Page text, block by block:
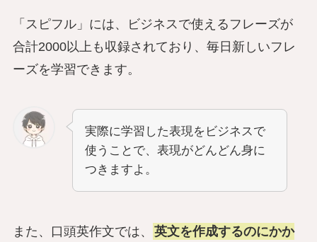
「スピフル」には、ビジネスで使えるフレーズが
合計2000以上も収録されており、毎日新しいフレ
ーズを学習できます。
実際に学習した表現をビジネスで
使うことで、表現がどんどん身に
つきますよ。
また、口頭英作文では、
英文を作成するのにかか